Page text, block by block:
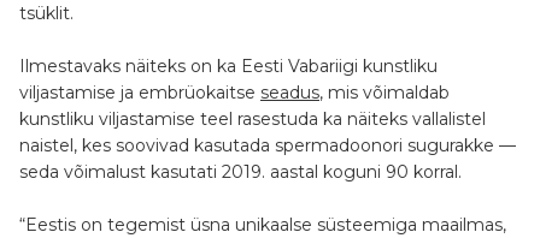
tsüklit.
Ilmestavaks näiteks on ka Eesti Vabariigi kunstliku
viljastamise ja embrüokaitse seadus, mis võimaldab
kunstliku viljastamise teel rasestuda ka näiteks vallalistel
naistel, kes soovivad kasutada spermadoonori sugurakke —
seda võimalust kasutati 2019. aastal koguni 90 korral.
“Eestis on tegemist üsna unikaalse süsteemiga maailmas,